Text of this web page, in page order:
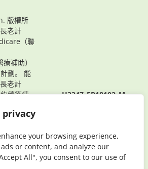
privacy
your browsing experience,
or content, and analyze our
All", you consent to our use of
版權所
老計
（聯
補助）
劃。 能
老計
續簽情
H3347_EP18102_M